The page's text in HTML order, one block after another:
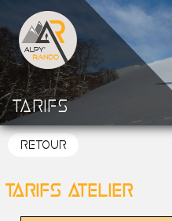
Tarifs
RETOUR
Tarifs atelier